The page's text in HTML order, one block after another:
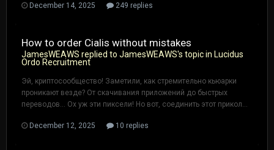
December 14, 2025 249 replies
How to order Cialis without mistakes
JamesWEAWS replied to JamesWEAWS's topic in Lucidus
Ordo Recruitment
Эй, криптосообщество! Заметили, как стремительно кьюарки
проникают везде? От скачивания приложений до быстрых
переводов... Ох уж эти пиксели! Но вот, соединить этот прикол...
December 12, 2025 10 replies